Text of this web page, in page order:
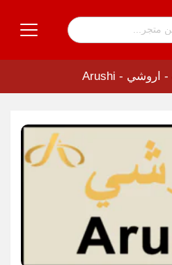
- اروشي - Arushi